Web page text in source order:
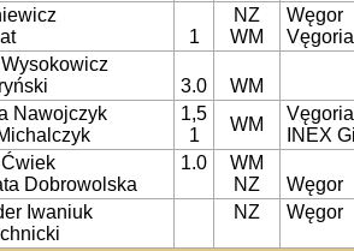
NZ
Węgor
1 WM
3.0
WM
Nawojczyk 1,5
WM
1
INEX
1.0
WM
Dobrowolska
NZ
Węgor
Iwaniuk NZ
Węgor